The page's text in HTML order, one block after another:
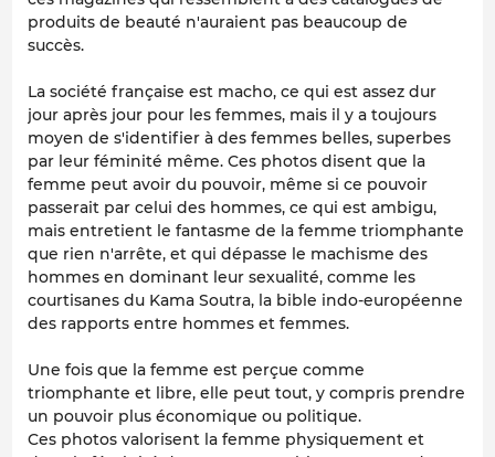
produits de beauté n'auraient pas beaucoup de
succès.
La société française est macho, ce qui est assez dur
jour après jour pour les femmes, mais il y a toujours
moyen de s'identifier à des femmes belles, superbes
par leur féminité même. Ces photos disent que la
femme peut avoir du pouvoir, même si ce pouvoir
passerait par celui des hommes, ce qui est ambigu,
mais entretient le fantasme de la femme triomphante
que rien n'arrête, et qui dépasse le machisme des
hommes en dominant leur sexualité, comme les
courtisanes du Kama Soutra, la bible indo-européenne
des rapports entre hommes et femmes.
Une fois que la femme est perçue comme
triomphante et libre, elle peut tout, y compris prendre
un pouvoir plus économique ou politique.
Ces photos valorisent la femme physiquement et